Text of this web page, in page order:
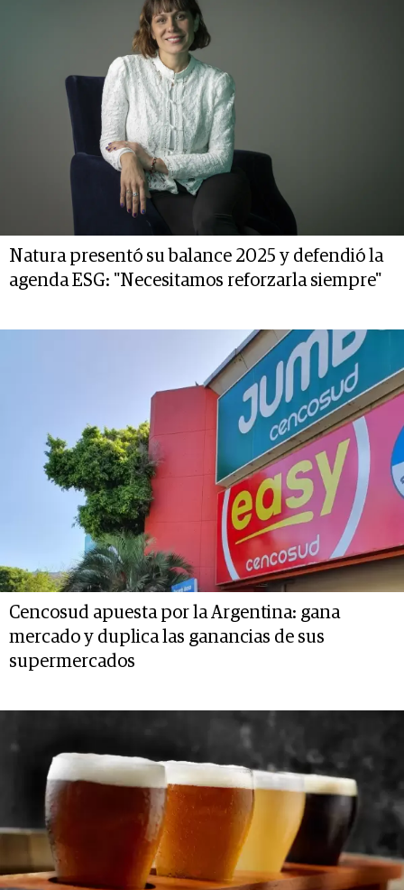
Natura presentó su balance 2025 y defendió la
agenda ESG: "Necesitamos reforzarla siempre"
Cencosud apuesta por la Argentina: gana
mercado y duplica las ganancias de sus
supermercados